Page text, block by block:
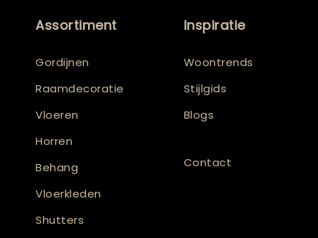
Assortiment
Gordijnen
Raamdecoratie
Vloeren
Horren
Behang
Vloerkleden
Shutters
Inspiratie
Woontrends
Stijlgids
Blogs
Contact